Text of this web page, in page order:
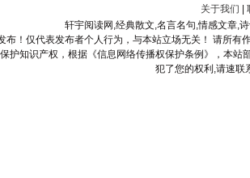
关于我们
轩宇阅读网,经典散文,名言名句,情感文章,
布！仅代表发布者个人行为，与本站立场无关！ 请所
护知识产权，根据《信息网络传播权保护条例》，本
犯了您的权利,请速联